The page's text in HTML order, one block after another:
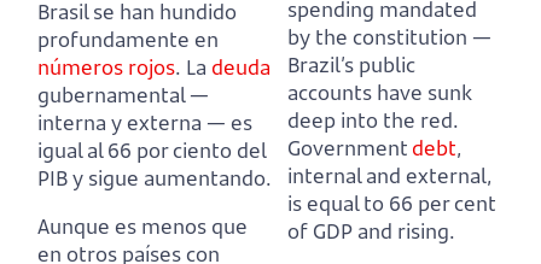
Brasil se han hundido
profundamente en
números rojos. La deuda
gubernamental —
interna y externa — es
igual al 66 por ciento del
PIB y sigue aumentando.
Aunque es menos que
en otros países con
spending mandated
by the constitution —
Brazil’s public
accounts have sunk
deep into the red.
Government debt,
internal and external,
is equal to 66 per cent
of GDP and rising.